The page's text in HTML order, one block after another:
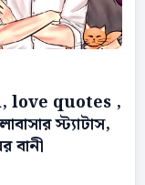
love quotes ,
স্ট্যাটাস,
বানী